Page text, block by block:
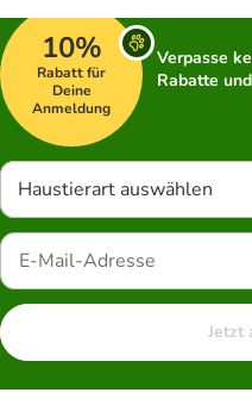
10%
Rabatt für
Deine
Anmeldung
Verpasse
Rabatte
Haustierart auswählen
Jetzt